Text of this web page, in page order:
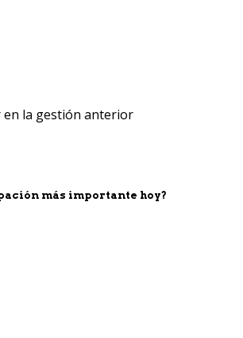
en la gestión anterior
más importante hoy?